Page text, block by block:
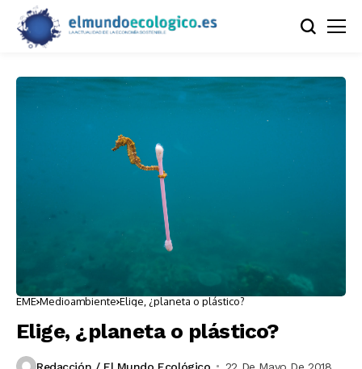
EME Medioambiente Elige, ¿planeta o plástico?
Elige, ¿planeta o plástico?
Redacción / El Mundo Ecológico
22 De Mayo De 2018